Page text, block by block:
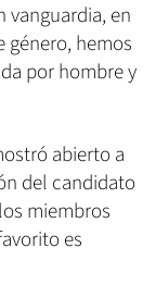
vanguardia, en
género, hemos
por hombre y
abierto a
del candidato
miembros
es